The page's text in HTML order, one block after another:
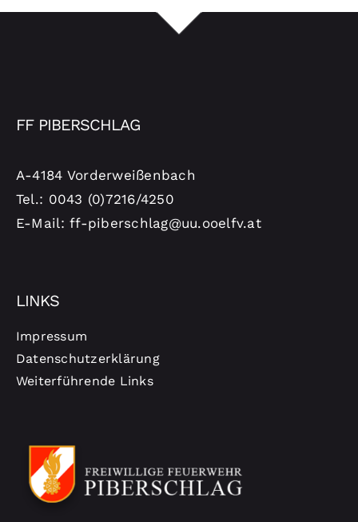
FF PIBERSCHLAG
A-4184 Vorderweißenbach
Tel.: 0043 (0)7216/4250
E-Mail: ff-piberschlag@uu.ooelfv.at
LINKS
Impressum
Datenschutzerklärung
Weiterführende Links